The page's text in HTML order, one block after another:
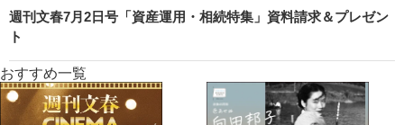
週刊文春7月2日号「資産運用・相続特集」資料請求＆プレゼン
ト
おすすめ一覧